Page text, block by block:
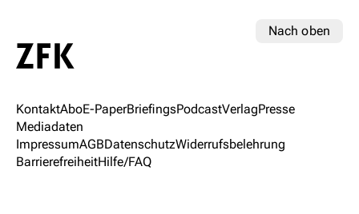
Nach oben
KontaktAboE-PaperBriefingsPodcastVerlagPresse
Mediadaten
ImpressumAGBDatenschutzWiderrufsbelehrung
BarrierefreiheitHilfe/FAQ